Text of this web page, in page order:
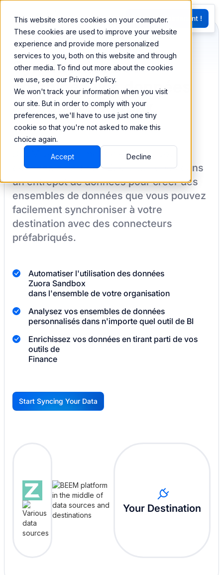
This website stores cookies on your computer.
These cookies are used to improve your website
experience and provide more personalized
services to you, both on this website and through
other media. To find out more about the cookies
we use, see our Privacy Policy.
We won't track your information when you visit
our site. But in order to comply with your
preferences, we'll have to use just one tiny
cookie so that you're not asked to make this
choice again.
Accept Decline
EN
G
Essayez Maintenant !
Synchronisez et
combinez vos données
de Zuora Sandbox
BEEM vous permet de charger vos
données à partir deZuora Sandbox dans
un entrepôt de données pour créer des
ensembles de données que vous pouvez
facilement synchroniser à votre
destination avec des connecteurs
préfabriqués.
Automatiser l'utilisation des données
Zuora Sandbox
dans l'ensemble de votre organisation
Analysez vos ensembles de données
personnalisés dans n'importe quel outil de BI
Enrichissez vos données en tirant parti de vos
outils de
Finance
G
Start Syncing Your Data
Your Destination